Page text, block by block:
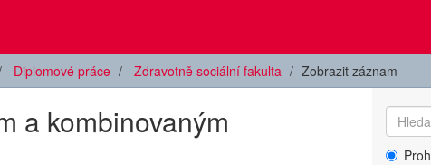
Diplomové práce Zdravotně sociální fakulta Zobrazit záznam
a kombinovaným